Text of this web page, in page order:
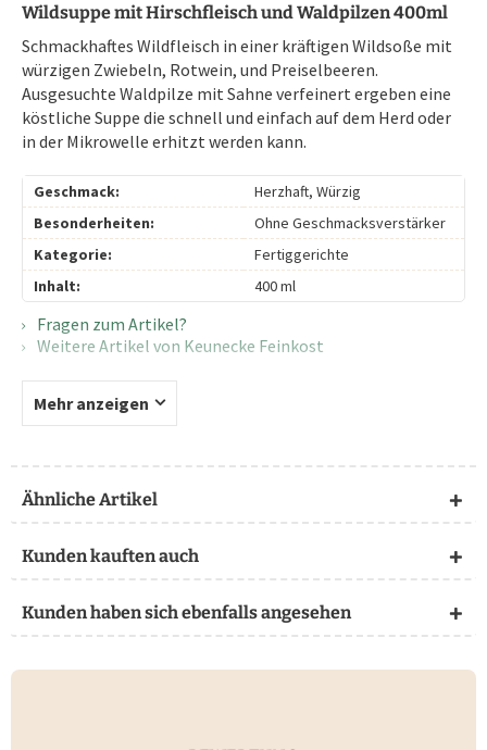
Wildsuppe mit Hirschfleisch und Waldpilzen 400ml
Schmackhaftes Wildfleisch in einer kräftigen Wildsoße mit
würzigen Zwiebeln, Rotwein, und Preiselbeeren.
Ausgesuchte Waldpilze mit Sahne verfeinert ergeben eine
köstliche Suppe die schnell und einfach auf dem Herd oder
in der Mikrowelle erhitzt werden kann.
Geschmack:
Herzhaft, Würzig
Besonderheiten:
Ohne Geschmacksverstärker
Kategorie:
Fertiggerichte
Inhalt:
400 ml
Fragen zum Artikel?
Weitere Artikel von Keunecke Feinkost
Mehr anzeigen
Ähnliche Artikel
Kunden kauften auch
Kunden haben sich ebenfalls angesehen